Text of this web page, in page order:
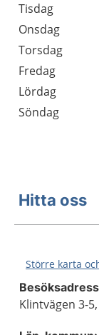
Tisdag
Onsdag
Torsdag
Fredag
Lördag
Söndag
Hitta oss
Större karta
Klintvägen 3-5,